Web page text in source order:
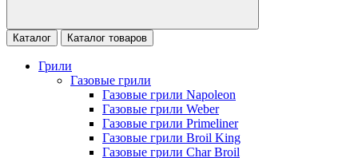
Каталог Каталог товаров
Грили
Газовые грили
Газовые грили Napoleon
Газовые грили Weber
Газовые грили Primeliner
Газовые грили Broil King
Газовые грили Char Broil